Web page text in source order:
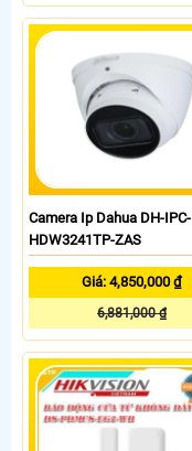
Camera Ip Dahua DH-IPC-
HDW3241TP-ZAS
Giá: 4,850,000 ₫
6,881,000 ₫